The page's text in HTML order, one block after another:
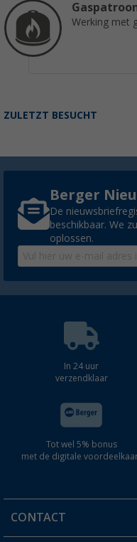
Werking met
ZULETZT BESUCHT
Berger
De
beschikbaar. We
oplossen.
In 24 uur
verzendklaar
Tot wel 5% bonus
met de digitale
CONTACT